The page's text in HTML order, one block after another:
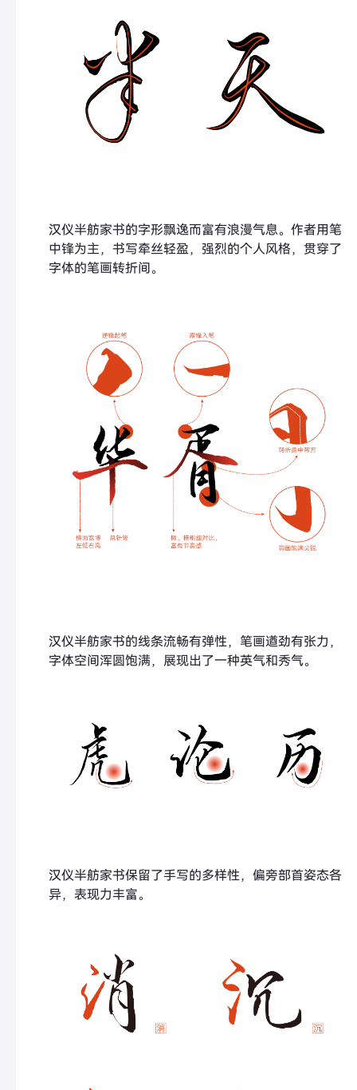
汉仪半舫家书的字形飘逸而富有浪漫气息。作者用笔
中锋为主，书写牵丝轻盈，强烈的个人风格，贯穿了
字体的笔画转折间。
汉仪半舫家书的线条流畅有弹性，笔画遒劲有张力，
字体空间浑圆饱满，展现出了一种英气和秀气。
汉仪半舫家书保留了手写的多样性，偏旁部首姿态各
异，表现力丰富。